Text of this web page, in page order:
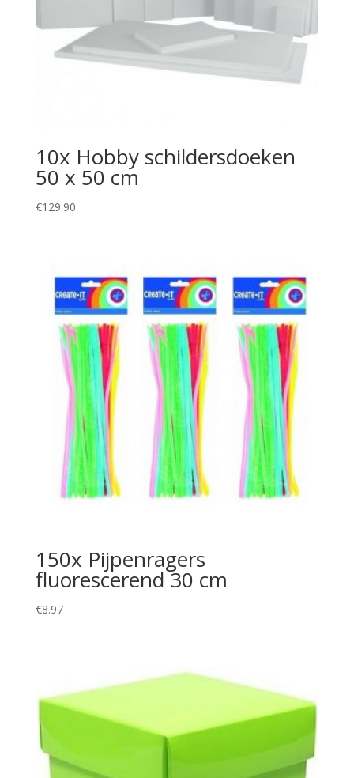
10x Hobby schildersdoeken
50 x 50 cm
€129.90
150x Pijpenragers
fluorescerend 30 cm
€8.97